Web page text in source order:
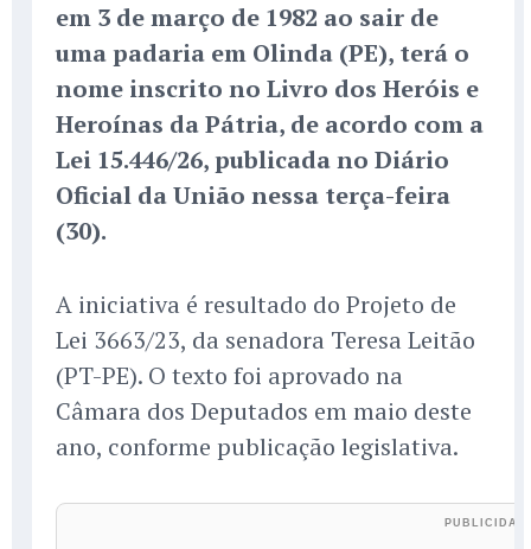
em 3 de março de 1982 ao sair de
uma padaria em Olinda (PE), terá o
nome inscrito no Livro dos Heróis e
Heroínas da Pátria, de acordo com a
Lei 15.446/26, publicada no Diário
Oficial da União nessa terça-feira
(30).
A iniciativa é resultado do Projeto de
Lei 3663/23, da senadora Teresa Leitão
(PT-PE). O texto foi aprovado na
Câmara dos Deputados em maio deste
ano, conforme publicação legislativa.